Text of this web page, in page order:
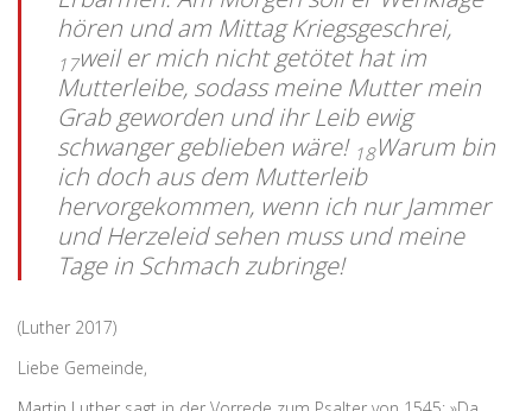
hören und am Mittag Kriegsgeschrei,
17weil er mich nicht getötet hat im
Mutterleibe, sodass meine Mutter mein
Grab geworden und ihr Leib ewig
schwanger geblieben wäre! 18Warum bin
ich doch aus dem Mutterleib
hervorgekommen, wenn ich nur Jammer
und Herzeleid sehen muss und meine
Tage in Schmach zubringe!
(Luther 2017)
Liebe Gemeinde,